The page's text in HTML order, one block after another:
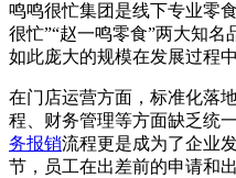
鸣鸣很忙集团是线下专业零
很忙”“赵一鸣零食”两大知名
如此庞大的规模在发展过程
在门店运营方面，标准化落
程、财务管理等方面缺乏统
务报销流程更是成为了企业
节，员工在出差前的申请和